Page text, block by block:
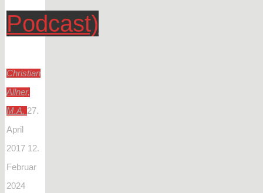
Podcast)
Christian
Allner,
M.A. 27.
April
2017 12.
Februar
2024